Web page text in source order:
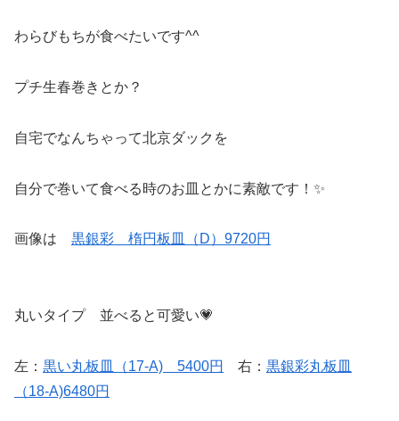
わらびもちが食べたいです^^
プチ生春巻きとか？
自宅でなんちゃって北京ダックを
自分で巻いて食べる時のお皿とかに素敵です！✨
画像は 黒銀彩 楕円板皿（D）9720円
丸いタイプ 並べると可愛い💗
左： 黒い丸板皿（17-A) 5400円 右： 黒銀彩丸板皿
（18-A)6480円